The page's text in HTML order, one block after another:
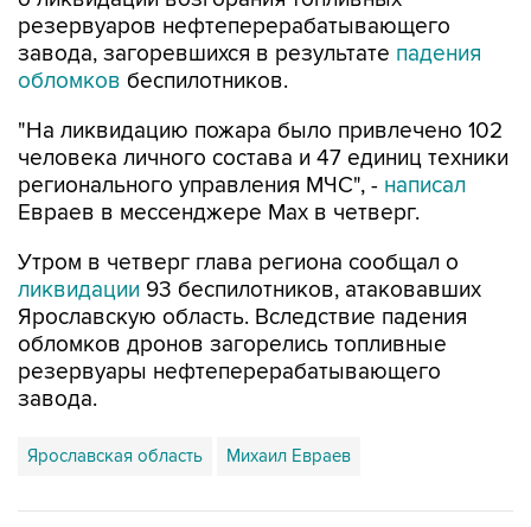
резервуаров нефтеперерабатывающего
завода, загоревшихся в результате падения
обломков беспилотников.
"На ликвидацию пожара было привлечено 102
человека личного состава и 47 единиц техники
регионального управления МЧС", - написал
Евраев в мессенджере Мах в четверг.
Утром в четверг глава региона сообщал о
ликвидации 93 беспилотников, атаковавших
Ярославскую область. Вследствие падения
обломков дронов загорелись топливные
резервуары нефтеперерабатывающего
завода.
Ярославская область Михаил Евраев